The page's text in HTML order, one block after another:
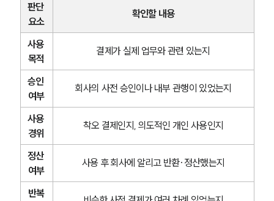
판단
요소
확인할 내용
사용
목적
결제가 실제 업무와 관련 있는지
승인
여부
회사의 사전 승인이나 내부 관행이 있었는지
사용
경위
착오 결제인지, 의도적인 개인 사용인지
정산
여부
사용 후 회사에 알리고 반환·정산했는지
반복